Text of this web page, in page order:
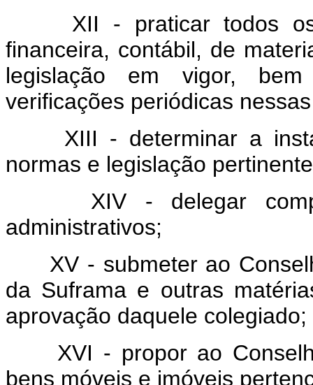
XII - praticar todos
financeira, contábil, de
legislação em vigor,
verificações periódicas
XIII - determinar a
normas e legislação
XIV - delegar
administrativos;
XV - submeter ao
da Suframa e outras
aprovação daquele colegiado;
XVI - propor ao
bens móveis e imóveis